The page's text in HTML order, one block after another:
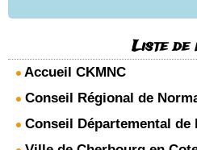
Liste de
Accueil CKMNC
Conseil Régional de
Conseil Départemental de